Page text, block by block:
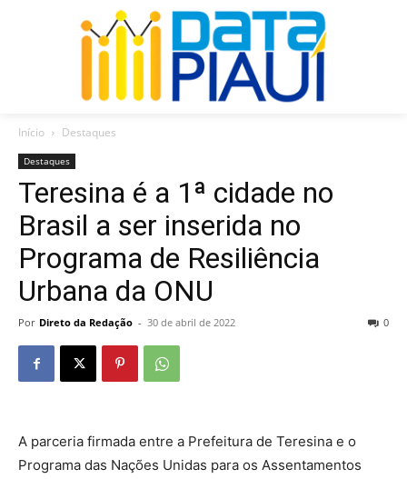
Início Destaques
Destaques
Teresina é a 1ª cidade no
Brasil a ser inserida no
Programa de Resiliência
Urbana da ONU
Por Direto da Redação - 30 de abril de 2022 0
A parceria firmada entre a Prefeitura de Teresina e o
Programa das Nações Unidas para os Assentamentos